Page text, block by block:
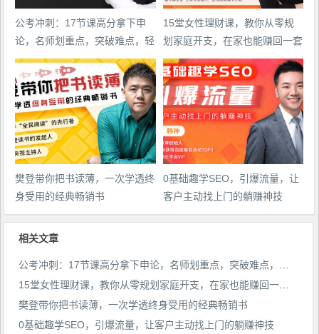
公考冲刺：17节课高分拿下申
论，名师划重点，突破难点，轻
松上岸
15堂女性理财课，教你从零规
划家庭开支，在家也能赚回一套
房
樊登带你把书读薄，一次学透终
身受用的经典畅销书
0基础趣学SEO，引爆流量，让
客户主动找上门的躺赚神技
相关文章
樊登带你把书读薄，一次学透终身受用的经典畅销书
0基础趣学SEO，引爆流量，让客户主动找上门的躺赚神技